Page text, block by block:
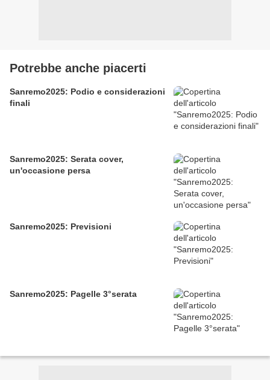
Potrebbe anche piacerti
Sanremo2025: Podio e considerazioni
finali
Sanremo2025: Serata cover,
un'occasione persa
Sanremo2025: Previsioni
Sanremo2025: Pagelle 3°serata